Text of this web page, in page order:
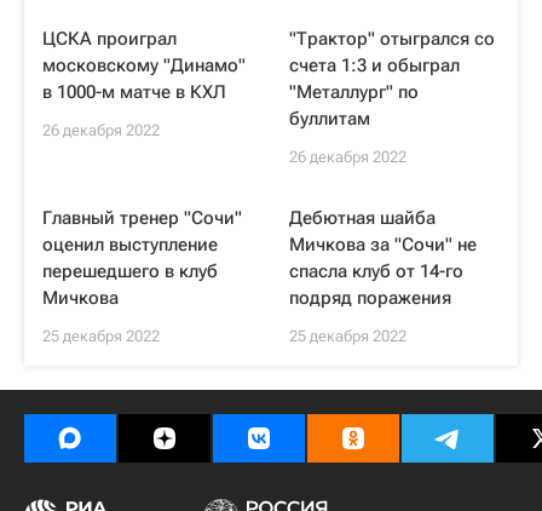
ЦСКА проиграл
московскому "Динамо"
в 1000-м матче в КХЛ
26 декабря 2022
"Трактор" отыгрался со
счета 1:3 и обыграл
"Металлург" по
буллитам
26 декабря 2022
Главный тренер "Сочи"
оценил выступление
перешедшего в клуб
Мичкова
25 декабря 2022
Дебютная шайба
Мичкова за "Сочи" не
спасла клуб от 14-го
подряд поражения
25 декабря 2022